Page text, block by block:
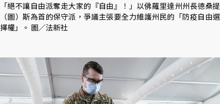
「絕不讓自由派奪走大家的『自由』！」以佛羅里達州州長德桑提
（圖）斯為首的保守派，爭議主張要全力維護州民的「防疫自由選
擇權」。 圖／法新社